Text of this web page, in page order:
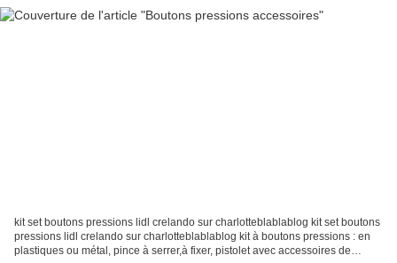
kit set boutons pressions lidl crelando sur charlotteblablablog kit set boutons
pressions lidl crelando sur charlotteblablablog kit à boutons pressions : en
plastiques ou métal, pince à serrer,à fixer, pistolet avec accessoires de